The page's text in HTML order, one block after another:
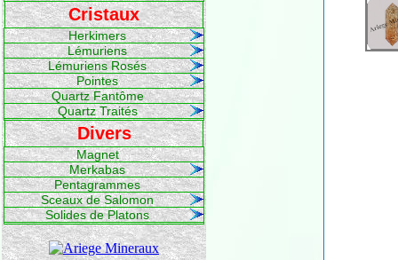
Cristaux
Herkimers
Lémuriens
Lémuriens Rosés
Pointes
Quartz Fantôme
Quartz Traités
Divers
Magnet
Merkabas
Pentagrammes
Sceaux de Salomon
Solides de Platons